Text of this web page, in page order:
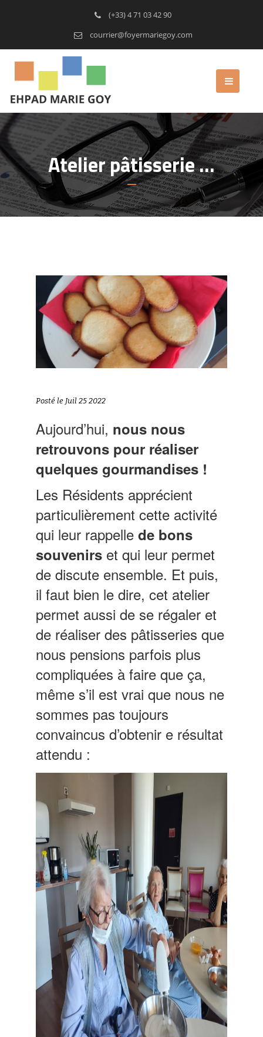
(+33) 4 71 03 42 90
courrier@foyermariegoy.com
Atelier pâtisserie …
Posté le Juil 25 2022
Aujourd’hui, nous nous
retrouvons pour réaliser
quelques gourmandises !
Les Résidents apprécient
particulièrement cette activité
qui leur rappellede bons
souvenirs et qui leur permet
de discute ensemble. Et puis,
il faut bien le dire, cet atelier
permet aussi de se régaler et
de réaliser des pâtisseries que
nous pensions parfois plus
compliquées à faire que ça,
même s’il est vrai que nous ne
sommes pas toujours
convaincus d’obtenir e résultat
attendu :